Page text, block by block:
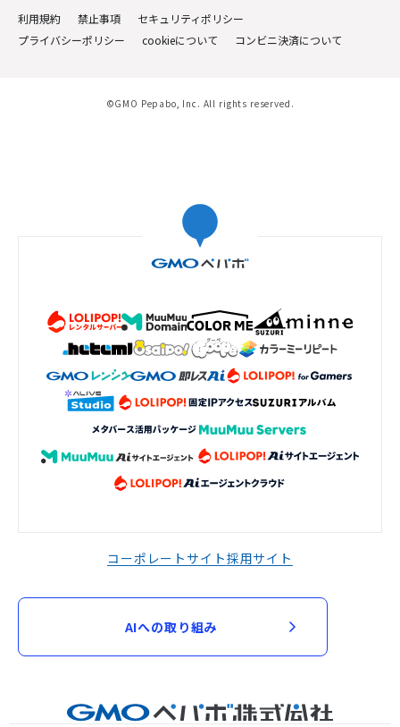
利用規約 禁止事項
セキュリティポリシー
プライバシーポリシー
cookieについて コンビニ決済について
©GMO Pepabo, Inc. All rights reserved.
コーポレートサイト採用サイト
AIへの取り組み